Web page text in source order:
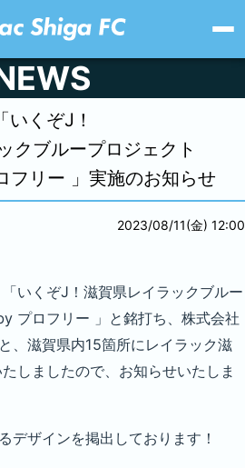
「いくぞJ！
クブループロジェクト
リー 」実施のお知らせ
2023/08/11(金) 12:00
いくぞJ！滋賀県レイラックブルー
プロフリー 」と銘打ち、株式会社
、滋賀県内15箇所にレイラック滋
しましたので、お知らせいたしま
デザインを掲出しております！